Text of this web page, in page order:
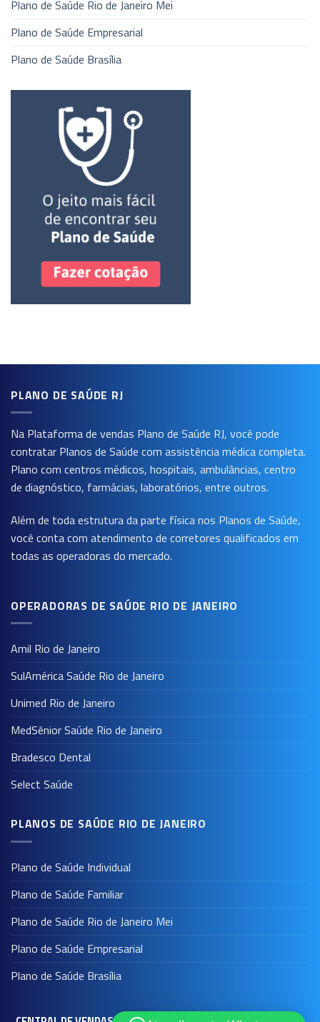
Plano de Saúde Rio de Janeiro Mei
Plano de Saúde Empresarial
Plano de Saúde Brasília
PLANO DE SAÚDE RJ
Na Plataforma de vendas Plano de Saúde RJ, você pode
contratar Planos de Saúde com assistência médica completa.
Plano com centros médicos, hospitais, ambulâncias, centro
de diagnóstico, farmácias, laboratórios, entre outros.
Além de toda estrutura da parte física nos Planos de Saúde,
você conta com atendimento de corretores qualificados em
todas as operadoras do mercado.
OPERADORAS DE SAÚDE RIO DE JANEIRO
Amil Rio de Janeiro
SulAmérica Saúde Rio de Janeiro
Unimed Rio de Janeiro
MedSênior Saúde Rio de Janeiro
Bradesco Dental
Select Saúde
PLANOS DE SAÚDE RIO DE JANEIRO
Plano de Saúde Individual
Plano de Saúde Familiar
Plano de Saúde Rio de Janeiro Mei
Plano de Saúde Empresarial
Plano de Saúde Brasília